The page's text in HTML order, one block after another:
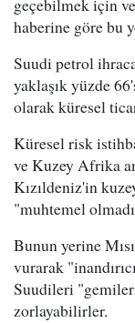
geçebilmek için
haberine göre bu
Suudi petrol
yaklaşık yüzde
olarak küresel
Küresel risk
ve Kuzey Afrika
Kızıldeniz'in
"muhtemel
Bunun yerine
vurarak
Suudileri
zorlayabilirler.